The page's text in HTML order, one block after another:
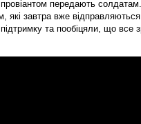
провіантом передають
які завтра вже
та пообіцяли, що все